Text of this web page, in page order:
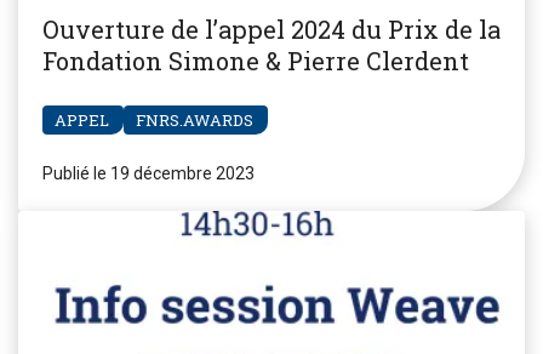
Ouverture de l’appel 2024 du Prix de la
Fondation Simone & Pierre Clerdent
APPEL FNRS.AWARDS
Publié le 19 décembre 2023